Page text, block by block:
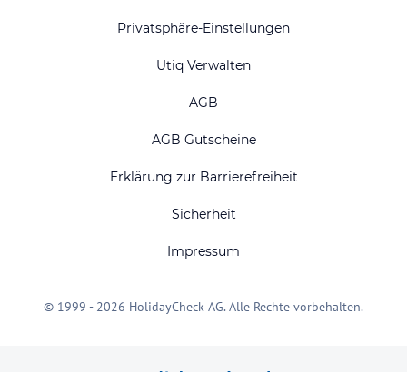
Privatsphäre-Einstellungen
Utiq Verwalten
AGB
AGB Gutscheine
Erklärung zur Barrierefreiheit
Sicherheit
Impressum
© 1999 - 2026 HolidayCheck AG. Alle Rechte vorbehalten.